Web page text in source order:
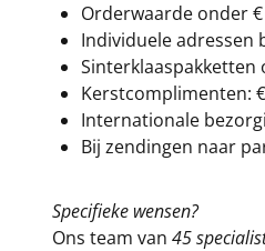
Orderwaarde onder €
Individuele adressen
Kerstcomplimenten:
Internationale
Bij zendingen naar
Specifieke wensen?
Ons team van 45